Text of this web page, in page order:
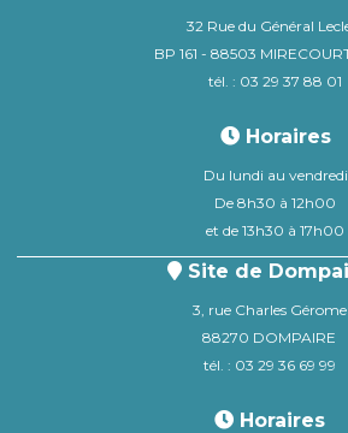
32 Rue du Général
BP 161 - 88503
tél. : 03 29 37 88 01
Horaires
Du lundi au vendredi
De 8h30 à 12h00
et de 13h30 à 17h00
Site de
3, rue Charles Gérome
88270 DOMPAIRE
tél. : 03 29 36 69 99
Horaires